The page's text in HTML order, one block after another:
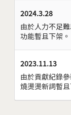
2024.3.28
由於人力不足
功能暫且下架。
2023.11.13
由於貢獻紀錄
燒燙燙新詞暫且